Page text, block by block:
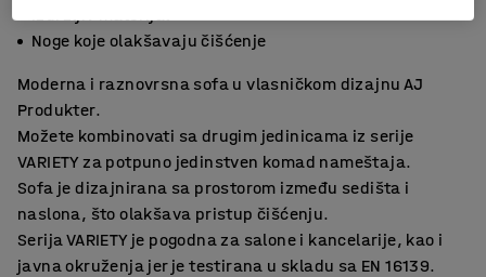
Izdržljiv materijal
Noge koje olakšavaju čišćenje
Moderna i raznovrsna sofa u vlasničkom dizajnu AJ
Produkter.
Možete kombinovati sa drugim jedinicama iz serije
VARIETY za potpuno jedinstven komad nameštaja.
Sofa je dizajnirana sa prostorom između sedišta i
naslona, što olakšava pristup čišćenju.
Serija VARIETY je pogodna za salone i kancelarije, kao i
javna okruženja jer je testirana u skladu sa EN 16139.